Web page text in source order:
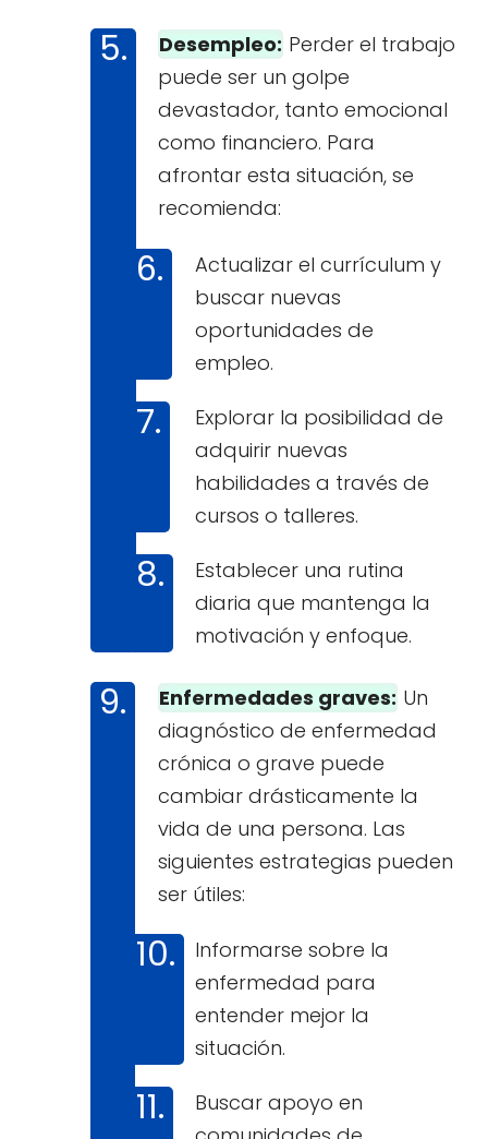
Desempleo: Perder el trabajo
puede ser un golpe
devastador, tanto emocional
como financiero. Para
afrontar esta situación, se
recomienda:
Actualizar el currículum y
buscar nuevas
oportunidades de
empleo.
Explorar la posibilidad de
adquirir nuevas
habilidades a través de
cursos o talleres.
Establecer una rutina
diaria que mantenga la
motivación y enfoque.
Enfermedades graves: Un
diagnóstico de enfermedad
crónica o grave puede
cambiar drásticamente la
vida de una persona. Las
siguientes estrategias pueden
ser útiles:
Informarse sobre la
enfermedad para
entender mejor la
situación.
Buscar apoyo en